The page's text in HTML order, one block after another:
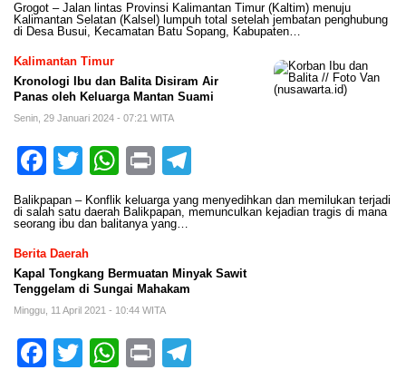
Grogot – Jalan lintas Provinsi Kalimantan Timur (Kaltim) menuju
Kalimantan Selatan (Kalsel) lumpuh total setelah jembatan penghubung
di Desa Busui, Kecamatan Batu Sopang, Kabupaten…
Kalimantan Timur
Kronologi Ibu dan Balita Disiram Air
Panas oleh Keluarga Mantan Suami
Senin, 29 Januari 2024 - 07:21 WITA
Facebook
TwitterWhatsApp
Print
Balikpapan – Konflik keluarga yang menyedihkan dan memilukan terjadi
di salah satu daerah Balikpapan, memunculkan kejadian tragis di mana
seorang ibu dan balitanya yang…
Berita Daerah
Kapal Tongkang Bermuatan Minyak Sawit
Tenggelam di Sungai Mahakam
Minggu, 11 April 2021 - 10:44 WITA
Facebook
TwitterWhatsApp
Print